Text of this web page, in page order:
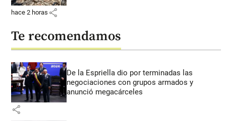
hace 2 horas share
Te recomendamos
De la Espriella dio por terminadas las
negociaciones con grupos armados y
anunció megacárceles
share